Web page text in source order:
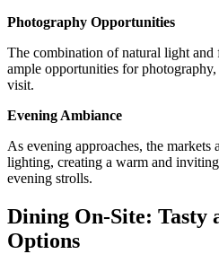
Photography Opportunities
The combination of natural light and
ample opportunities for
visit.
Evening Ambiance
As evening approaches, the
lighting, creating a warm and
evening strolls.
Dining On-Site: Tasty
Options